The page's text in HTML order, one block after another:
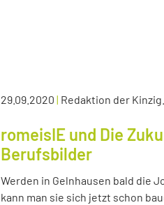
29.09.2020 | Redaktion der
romeisIE und Die
Berufsbilder
Werden in Gelnhausen bald die
kann man sie sich jetzt schon